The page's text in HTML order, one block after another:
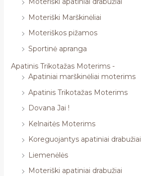
Moteriški Marškinėliai
Moteriškos pižamos
Sportinė apranga
Apatinis Trikotažas Moterims -
Apatiniai marškinėliai moterims
Apatinis Trikotažas Moterims
Dovana Jai !
Kelnaitės Moterims
Koreguojantys apatiniai drabužiai
Liemenėlės
Moteriški apatiniai drabužiai